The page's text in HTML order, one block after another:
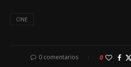
CINE
0 comentarios 0